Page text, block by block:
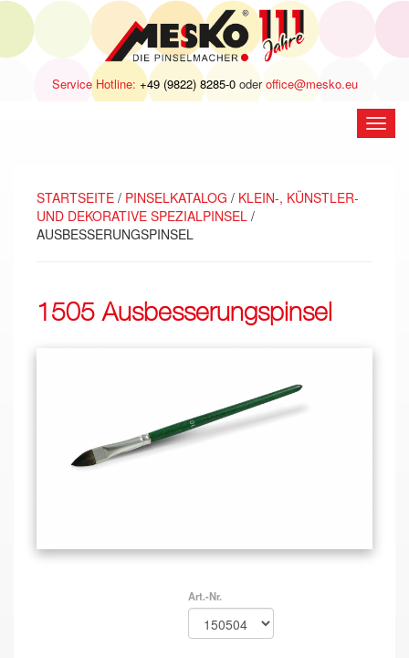
Service Hotline: +49 (9822) 8285-0oderoffice@mesko.eu
STARTSEITE / PINSELKATALOG / KLEIN-, KÜNSTLER-
UND DEKORATIVE SPEZIALPINSEL /
AUSBESSERUNGSPINSEL
1505 Ausbesserungspinsel
Art.-Nr.